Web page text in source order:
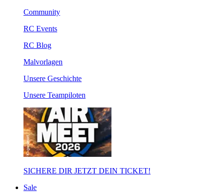
Community
RC Events
RC Blog
Malvorlagen
Unsere Geschichte
Unsere Teampiloten
SICHERE DIR JETZT DEIN TICKET!
Sale